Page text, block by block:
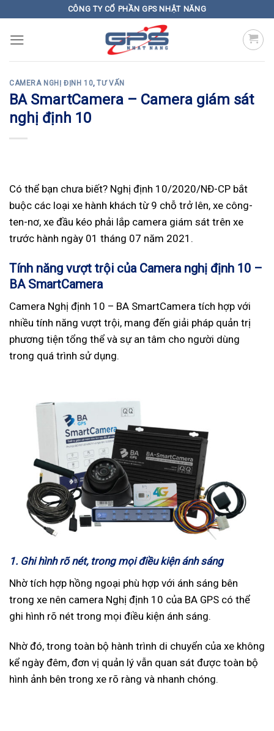
content
CÔNG TY CỔ PHẦN GPS NHẬT NĂNG
CAMERA NGHỊ ĐỊNH 10,TƯ VẤN
BA SmartCamera – Camera giám sát
nghị định 10
Có thể bạn chưa biết? Nghị định 10/2020/NĐ-CP bắt
buộc các loại xe hành khách từ 9 chỗ trở lên, xe công-
ten-nơ, xe đầu kéo phải lắp camera giám sát trên xe
trước hành ngày 01 tháng 07 năm 2021.
Tính năng vượt trội của Camera nghị định 10 –
BA SmartCamera
Camera Nghị định 10 – BA SmartCamera tích hợp với
nhiều tính năng vượt trội, mang đến giải pháp quản trị
phương tiện tổng thể và sự an tâm cho người dùng
trong quá trình sử dụng.
1. Ghi hình rõ nét, trong mọi điều kiện ánh sáng
Nhờ tích hợp hồng ngoại phù hợp với ánh sáng bên
trong xe nên camera Nghị định 10 của BA GPS có thể
ghi hình rõ nét trong mọi điều kiện ánh sáng.
Nhờ đó, trong toàn bộ hành trình di chuyển của xe không
kể ngày đêm, đơn vị quản lý vẫn quan sát được toàn bộ
hình ảnh bên trong xe rõ ràng và nhanh chóng.